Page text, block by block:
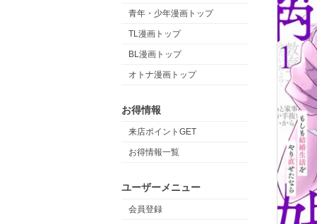
青年・少年漫画トップ
TL漫画トップ
BL漫画トップ
オトナ漫画トップ
お得情報
来店ポイントGET
お得情報一覧
ユーザーメニュー
会員登録